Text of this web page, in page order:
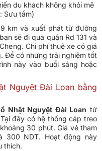
du khách không khỏi mê
Sưu tầm)
km và xuất phát từ đường
sẽ đi qua quận Rd 131 và
Chi phí thuê xe có giá
Để có những trải nghiệm tốt
này vào buổi sáng hoặc
Nguyệt Đài Loan bằng
Nhật Nguyệt Đài Loan từ
đây có hệ thống cáp treo
30 phút. Giá vé tham
300 NDT. Hoạt động này
thích.